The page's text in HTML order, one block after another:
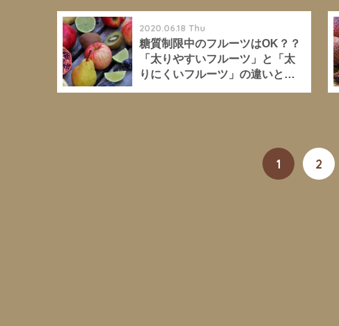
2020.06.18 Thu
糖質制限中のフルーツはOK？？
「太りやすいフルーツ」と「太
りにくいフルーツ」の違いと
1 2